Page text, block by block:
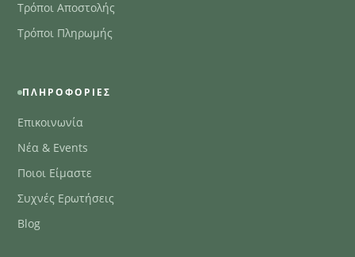
Τρόποι Αποστολής
Τρόποι Πληρωμής
ΠΛΗΡΟΦΟΡΊΕΣ
Επικοινωνία
Νέα & Events
Ποιοι Είμαστε
Συχνές Ερωτήσεις
Blog